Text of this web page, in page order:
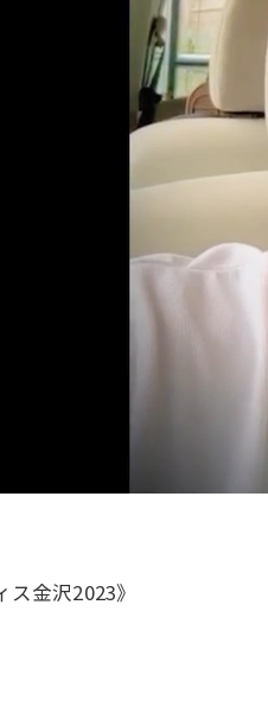
ス金沢2023》